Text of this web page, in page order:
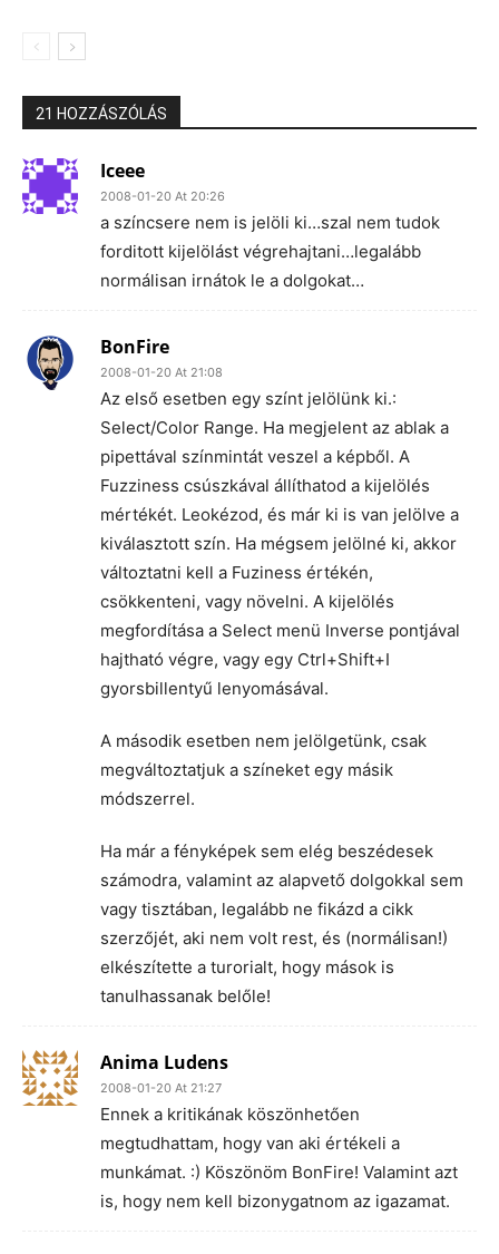
21 HOZZÁSZÓLÁS
Iceee
2008-01-20 At 20:26
a színcsere nem is jelöli ki…szal nem tudok
forditott kijelölást végrehajtani…legalább
normálisan irnátok le a dolgokat…
BonFire
2008-01-20 At 21:08
Az első esetben egy színt jelölünk ki.:
Select/Color Range. Ha megjelent az ablak a
pipettával színmintát veszel a képből. A
Fuzziness csúszkával állíthatod a kijelölés
mértékét. Leokézod, és már ki is van jelölve a
kiválasztott szín. Ha mégsem jelölné ki, akkor
változtatni kell a Fuziness értékén,
csökkenteni, vagy növelni. A kijelölés
megfordítása a Select menü Inverse pontjával
hajtható végre, vagy egy Ctrl+Shift+I
gyorsbillentyű lenyomásával.
A második esetben nem jelölgetünk, csak
megváltoztatjuk a színeket egy másik
módszerrel.
Ha már a fényképek sem elég beszédesek
számodra, valamint az alapvető dolgokkal sem
vagy tisztában, legalább ne fikázd a cikk
szerzőjét, aki nem volt rest, és (normálisan!)
elkészítette a turorialt, hogy mások is
tanulhassanak belőle!
Anima Ludens
2008-01-20 At 21:27
Ennek a kritikának köszönhetően
megtudhattam, hogy van aki értékeli a
munkámat. :) Köszönöm BonFire! Valamint azt
is, hogy nem kell bizonygatnom az igazamat.